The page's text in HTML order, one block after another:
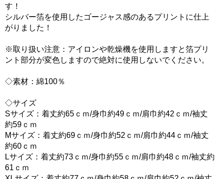
す！
シルバー箔を使用したゴージャス感のあるプリントに仕上
がりました！
※取り扱い注意：アイロンや乾燥機を使用しますと箔プリ
ント部分が変色しますので絶対に使用しないでください。
◇素材：綿100％
◇サイズ
Sサイズ：着丈約65ｃｍ/身巾約49ｃｍ/肩巾約42ｃｍ/袖丈
約59ｃｍ
Mサイズ：着丈約69ｃｍ/身巾約52ｃｍ/肩巾約44ｃｍ/袖丈
約60ｃｍ
Lサイズ：着丈約73ｃｍ/身巾約55ｃｍ/肩巾約48ｃｍ/袖丈約
61ｃｍ